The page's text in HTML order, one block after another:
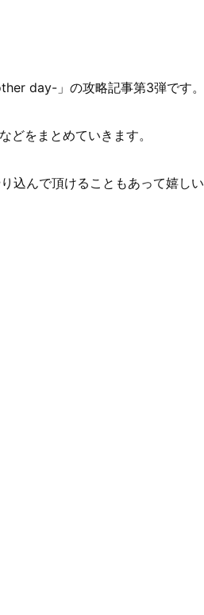
day-」の攻略記事第3弾です。
をまとめていきます。
込んで頂けることもあって嬉しい